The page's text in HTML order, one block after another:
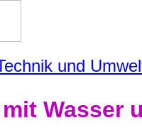
und
Wasser